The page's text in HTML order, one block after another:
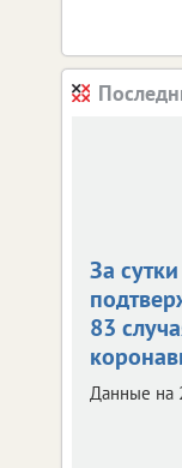
За сутки
83
Данные на